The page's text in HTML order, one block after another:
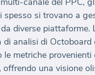
spesso si trovano a
diverse piattaforme.
di analisi di Octoboard
le metriche provenienti
offrendo una visione